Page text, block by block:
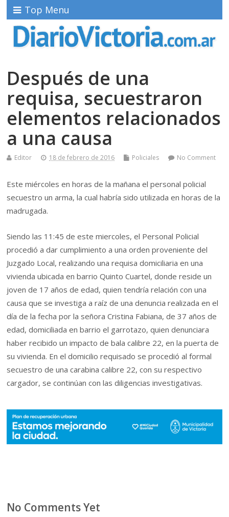
Top Menu
Después de una
requisa, secuestraron
elementos relacionados
a una causa
Editor 18 de febrero de 2016 Policiales No Comment
Este miércoles en horas de la mañana el personal policial
secuestro un arma, la cual habría sido utilizada en horas de la
madrugada.
Siendo las 11:45 de este miercoles, el Personal Policial
procedió a dar cumplimiento a una orden proveniente del
Juzgado Local, realizando una requisa domiciliaria en una
vivienda ubicada en barrio Quinto Cuartel, donde reside un
joven de 17 años de edad, quien tendría relación con una
causa que se investiga a raíz de una denuncia realizada en el
día de la fecha por la señora Cristina Fabiana, de 37 años de
edad, domiciliada en barrio el garrotazo, quien denunciara
haber recibido un impacto de bala calibre 22, en la puerta de
su vivienda. En el domicilio requisado se procedió al formal
secuestro de una carabina calibre 22, con su respectivo
cargador, se continúan con las diligencias investigativas.
No Comments Yet